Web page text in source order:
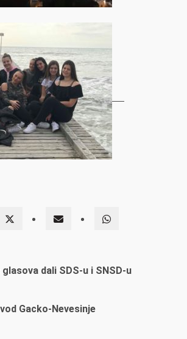
dali SDS-u i SNSD-u
Gacko-Nevesinje